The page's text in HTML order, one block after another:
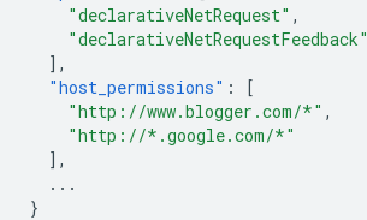
"declarativeNetRequest" ,
"declarativeNetRequestFeedback"
],
"host_permissions" :
[
"http://www.blogger.com/*" ,
"http://*.google.com/*"
],
...
}